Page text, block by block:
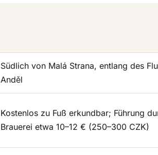
Südlich von Malá Strana, entlang des
Anděl
Kostenlos zu Fuß erkundbar; Führung
Brauerei etwa 10–12 € (250–300 CZK)